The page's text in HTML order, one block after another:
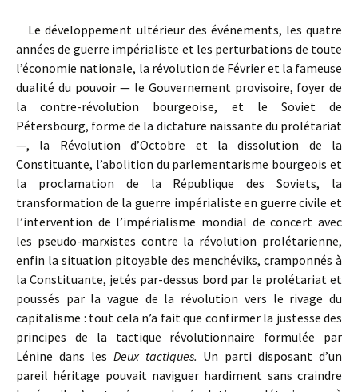
Le développement ultérieur des événements, les quatre
années de guerre impérialiste et les perturbations de toute
l’économie nationale, la révolution de Février et la fameuse
dualité du pouvoir — le Gouvernement provisoire, foyer de
la contre-révolution bourgeoise, et le Soviet de
Pétersbourg, forme de la dictature naissante du prolétariat
—, la Révolution d’Octobre et la dissolution de la
Constituante, l’abolition du parlementarisme bourgeois et
la proclamation de la République des Soviets, la
transformation de la guerre impérialiste en guerre civile et
l’intervention de l’impérialisme mondial de concert avec
les pseudo-marxistes contre la révolution prolétarienne,
enfin la situation pitoyable des menchéviks, cramponnés à
la Constituante, jetés par-dessus bord par le prolétariat et
poussés par la vague de la révolution vers le rivage du
capitalisme : tout cela n’a fait que confirmer la justesse des
principes de la tactique révolutionnaire formulée par
Lénine dans les Deux tactiques. Un parti disposant d’un
pareil héritage pouvait naviguer hardiment sans craindre